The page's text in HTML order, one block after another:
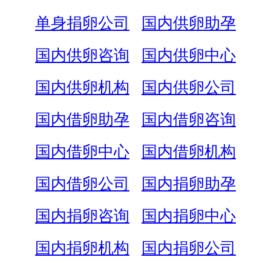
单身捐卵公司
国内供卵助孕
国内供卵咨询
国内供卵中心
国内供卵机构
国内供卵公司
国内借卵助孕
国内借卵咨询
国内借卵中心
国内借卵机构
国内借卵公司
国内捐卵助孕
国内捐卵咨询
国内捐卵中心
国内捐卵机构
国内捐卵公司